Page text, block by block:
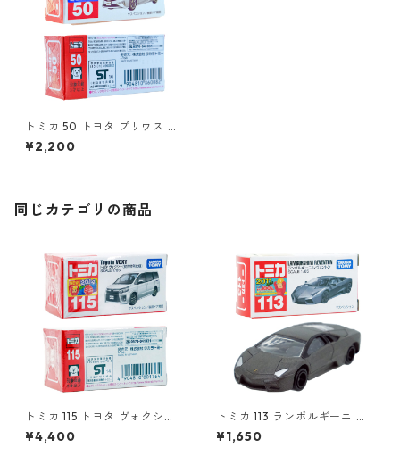
トミカ 50 トヨタ プリウス #1
0860082
¥2,200
同じカテゴリの商品
トミカ 115 トヨタ ヴォクシー
（初回特別仕様）#10801764
¥4,400
トミカ 113 ランボルギーニ レ
ヴェントン #10359791
¥1,650